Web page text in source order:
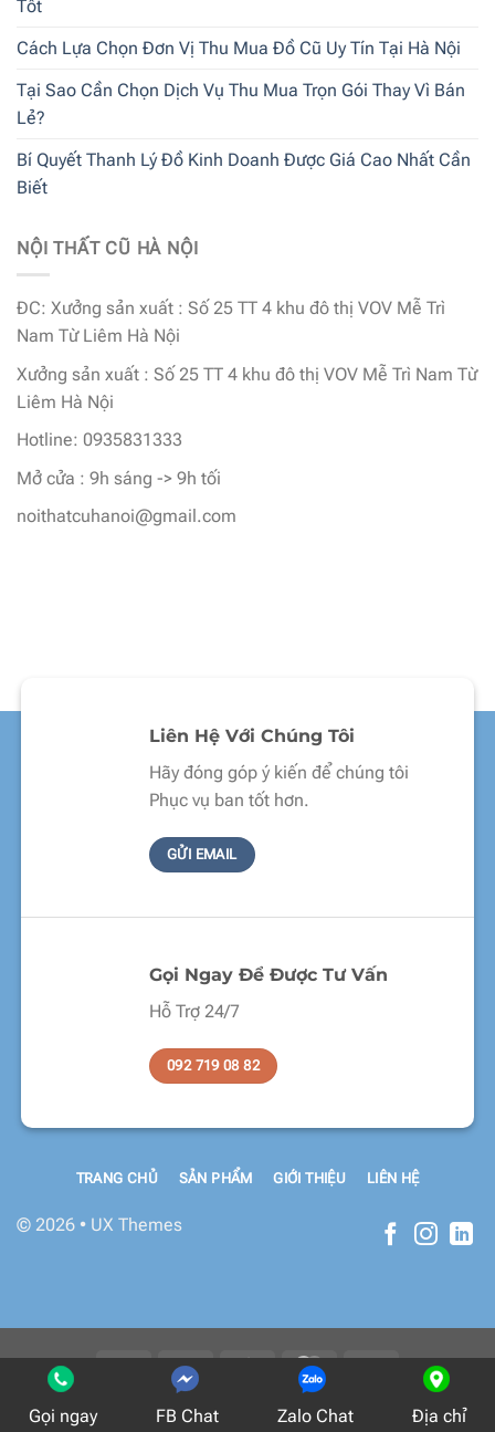
Tốt
Cách Lựa Chọn Đơn Vị Thu Mua Đồ Cũ Uy Tín Tại Hà Nội
Tại Sao Cần Chọn Dịch Vụ Thu Mua Trọn Gói Thay Vì Bán
Lẻ?
Bí Quyết Thanh Lý Đồ Kinh Doanh Được Giá Cao Nhất Cần
Biết
NỘI THẤT CŨ HÀ NỘI
ĐC: Xưởng sản xuất : Số 25 TT 4 khu đô thị VOV Mễ Trì
Nam Từ Liêm Hà Nội
Xưởng sản xuất : Số 25 TT 4 khu đô thị VOV Mễ Trì Nam Từ
Liêm Hà Nội
Hotline: 0935831333
Mở cửa : 9h sáng -> 9h tối
noithatcuhanoi@gmail.com
Liên Hệ Với Chúng Tôi
Hãy đóng góp ý kiến để chúng tôi
Phục vụ ban tốt hơn.
GỬI EMAIL
Gọi Ngay Để Được Tư Vấn
Hỗ Trợ 24/7
092 719 08 82
© 2026 • UX Themes
TRANG CHỦ SẢN PHẨM GIỚI THIỆU LIÊN HỆ
Copyright 2026 © Flatsome Theme
Gọi ngay FB Chat Zalo Chat Địa chỉ